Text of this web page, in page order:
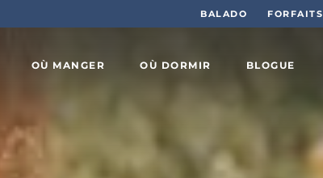
BALADO FORFAITS
OÙ MANGER OÙ DORMIR BLOGUE